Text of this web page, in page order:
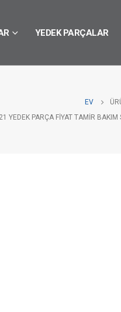
YEDEK PARÇALAR
EV
YEDEK PARÇA FIYAT TAMIR BAKIM